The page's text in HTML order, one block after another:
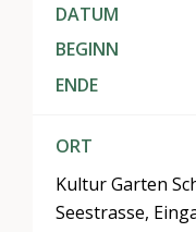
DATUM
BEGINN
ENDE
ORT
Kultur Garten
Seestrasse,